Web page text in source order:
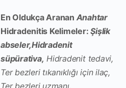
En Oldukça Aranan Anahtar
Hidradenitis Kelimeler:Şişlik
abseler,Hidradenit
süpürativa, Hidradenittedavi,
Ter bezleri tıkanıklığı için ilaç,
Ter bezleri uzmanı,